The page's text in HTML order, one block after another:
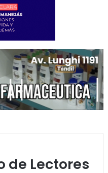
de Lectores